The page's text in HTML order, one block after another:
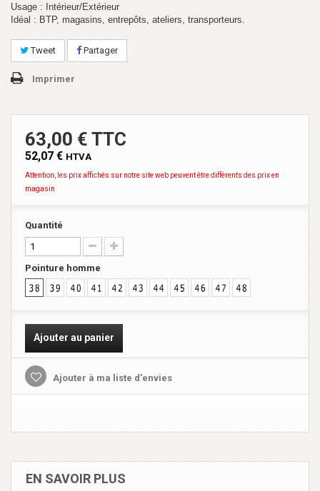
Usage : Intérieur/Extérieur
Idéal : BTP, magasins, entrepôts, ateliers, transporteurs.
Tweet Partager
Imprimer
63,00 € TTC
52,07 € HTVA
Attention, les prix affichés sur notre site web peuvent être différents des prix en
magasin
Quantité
Pointure homme
Ajouter au panier
Ajouter à ma liste d'envies
EN SAVOIR PLUS